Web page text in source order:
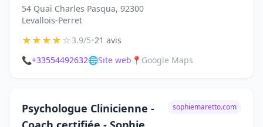
54 Quai Charles Pasqua, 92300
Levallois-Perret
★★★★☆3.9/5•21 avis
📞+33554492632🌐Site web 📍 Google Maps
Psychologue Clinicienne -
sophiemaretto.com